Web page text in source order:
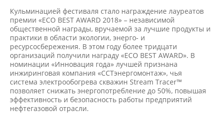
Кульминацией фестиваля стало награждение лауреатов
премии «ECO BEST AWARD 2018» – независимой
общественной награды, вручаемой за лучшие продукты и
практики в области экологии, энерго- и
ресурсосбережения. В этом году более тридцати
организаций получили награду «ECO BEST AWARD». В
номинации «Инновация года» лучшей признана
инжиринговая компания «ССТэнергомонтаж», чья
система электрообогрева скважин Stream Tracer™
позволяет снижать энергопотребление до 50%, повышая
эффективность и безопасность работы предприятий
нефтегазовой отрасли.